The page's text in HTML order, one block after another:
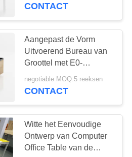
CONTACT
Aangepast de Vorm
Uitvoerend Bureau van
Groottel met E0-
Rangmelamine voor
Manager
negotiable MOQ:5 reeksen
CONTACT
Witte het Eenvoudige
Ontwerp van Computer
Office Table van de